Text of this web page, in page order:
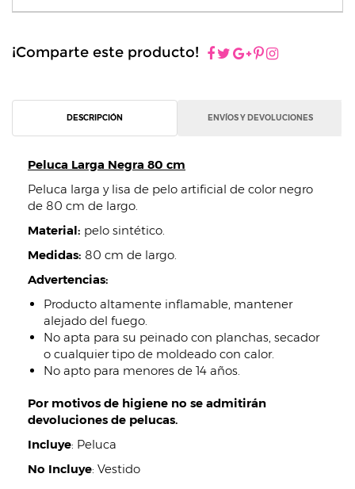
¡Comparte este producto!
DESCRIPCIÓN ENVÍOS Y DEVOLUCIONES
Peluca Larga Negra 80 cm
Peluca larga y lisa de pelo artificial de color negro
de 80 cm de largo.
Material: pelo sintético.
Medidas: 80 cm de largo.
Advertencias:
Producto altamente inflamable, mantener
alejado del fuego.
No apta para su peinado con planchas, secador
o cualquier tipo de moldeado con calor.
No apto para menores de 14 años.
Por motivos de higiene no se admitirán
devoluciones de pelucas.
Incluye: Peluca
No Incluye: Vestido